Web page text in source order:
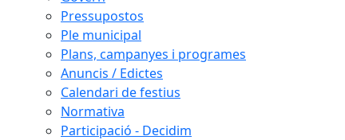
Pressupostos
Ple municipal
Plans, campanyes i programes
Anuncis / Edictes
Calendari de festius
Normativa
Participació - Decidim